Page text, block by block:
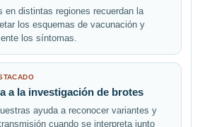
en distintas regiones recuerdan la
los esquemas de vacunación y
los síntomas.
a la investigación de brotes
ayuda a reconocer variantes y
cuando se interpreta junto